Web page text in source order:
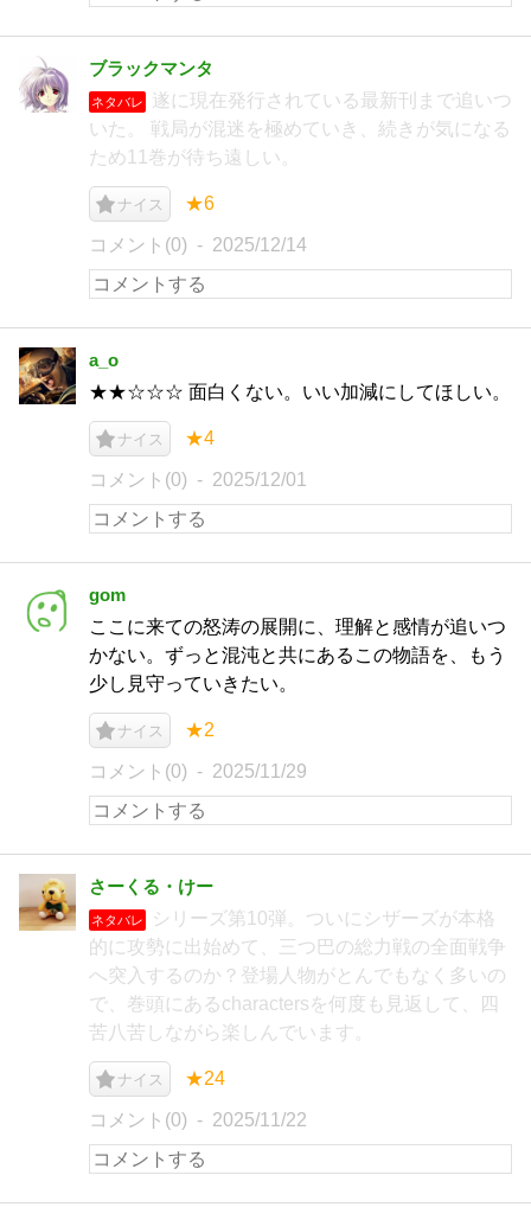
ブラックマンタ
ネタバレ
遂に現在発行されている最新刊まで追いつ
いた。 戦局が混迷を極めていき、続きが気になる
ため11巻が待ち遠しい。
ナイス ★6
コメント(0) 2025/12/14
a_o
★★☆☆☆ 面白くない。いい加減にしてほしい。
ナイス ★4
コメント(0) 2025/12/01
gom
ここに来ての怒涛の展開に、理解と感情が追いつ
かない。ずっと混沌と共にあるこの物語を、もう
少し見守っていきたい。
ナイス ★2
コメント(0) 2025/11/29
さーくる・けー
ネタバレ
シリーズ第10弾。ついにシザーズが本格
的に攻勢に出始めて、三つ巴の総力戦の全面戦争
へ突入するのか？登場人物がとんでもなく多いの
で、巻頭にあるcharactersを何度も見返して、四
苦八苦しながら楽しんでいます。
ナイス ★24
コメント(0) 2025/11/22